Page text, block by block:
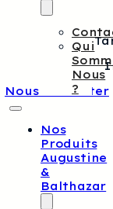
Qui
Nous
?
Nos
Produits
Augustine
&
Balthazar
Nous contacter